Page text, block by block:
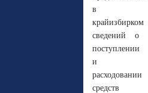
в
крайизбирком
сведений о
поступлении
и
расходовании
средств